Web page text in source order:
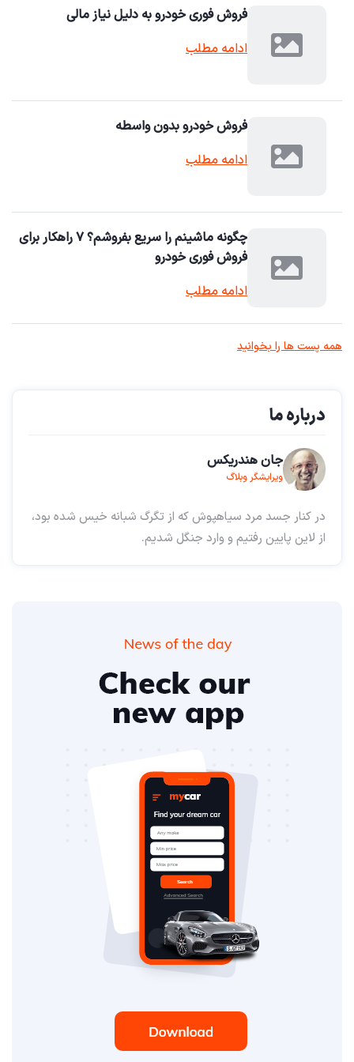
فروش فوری خودرو به دلیل نیاز مالی
ادامه مطلب
فروش خودرو بدون واسطه
ادامه مطلب
چگونه ماشینم را سریع بفروشم؟ ۷ راهکار برای
فروش فوری خودرو
ادامه مطلب
همه پست ها را بخوانید
درباره ما
جان هندریکس
ویرایشگر وبلاگ
در کنار جسد مرد سیاهپوش که از تگرگ شبانه خیس شده بود،
از لاین پایین رفتیم و وارد جنگل شدیم.